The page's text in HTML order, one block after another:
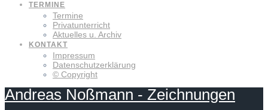
TERMINE
Termine
Privatunterricht
Aktuelles u. Archiv
KONTAKT
Impressum
Datenschutzerklärung
© Copyright
Andreas Noßmann - Zeichnungen